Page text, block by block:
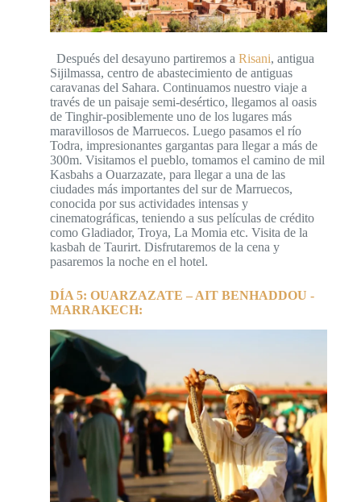
Después del desayuno partiremos a Risani, antigua
Sijilmassa, centro de abastecimiento de antiguas
caravanas del Sahara. Continuamos nuestro viaje a
través de un paisaje semi-desértico, llegamos al oasis
de Tinghir-posiblemente uno de los lugares más
maravillosos de Marruecos. Luego pasamos el río
Todra, impresionantes gargantas para llegar a más de
300m. Visitamos el pueblo, tomamos el camino de mil
Kasbahs a Ouarzazate, para llegar a una de las
ciudades más importantes del sur de Marruecos,
conocida por sus actividades intensas y
cinematográficas, teniendo a sus películas de crédito
como Gladiador, Troya, La Momia etc. Visita de la
kasbah de Taurirt. Disfrutaremos de la cena y
pasaremos la noche en el hotel.
DÍA 5: OUARZAZATE – AIT BENHADDOU -
MARRAKECH: